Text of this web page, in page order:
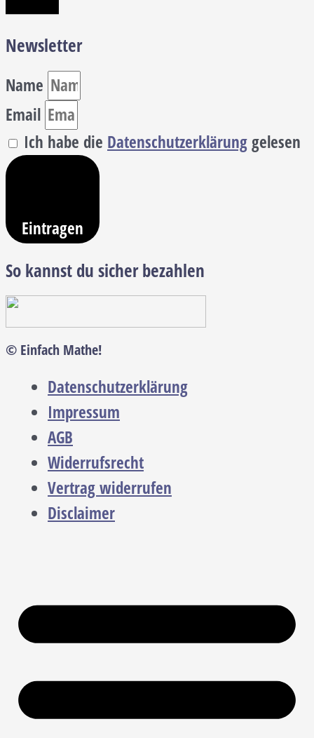
Newsletter
Name
Email
Ich habe die Datenschutzerklärunggelesen
Eintragen
So kannst du sicher bezahlen
© Einfach Mathe!
Datenschutzerklärung
Impressum
AGB
Widerrufsrecht
Vertrag widerrufen
Disclaimer